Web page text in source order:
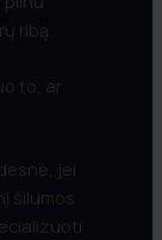
ribą.
to, ar
jei
šilumos